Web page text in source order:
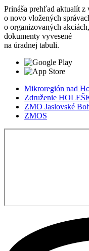
Prináša prehľad aktualít z
o novo vložených
o organizovaných
dokumenty vyvesené
na úradnej tabuli.
Mikroregión nad
Združenie
ZMO Jaslovské
ZMOS